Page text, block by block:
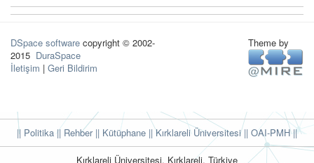
DSpace software copyright © 2002-
2015 DuraSpace
İletişim | Geri Bildirim
Theme by
|| Politika || Rehber|| Kütüphane || Kırklareli Üniversitesi || OAI-PMH ||
Kırklareli Üniversitesi, Kırklareli, Türkiye